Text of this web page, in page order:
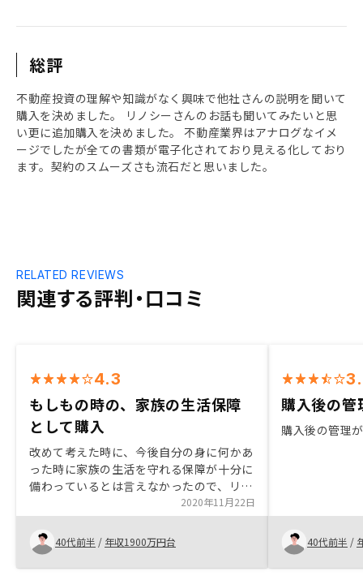
総評
不動産投資の理解や知識がなく興味で他社さんの説明を聞いて
購入を決めました。 リノシーさんのお話も聞いてみたいと思
い更に追加購入を決めました。 不動産業界はアナログなイメ
ージでしたが全ての書類が電子化されており見える化しており
ます。契約のスムーズさも流石だと思いました。
関連する評判・口コミ
RELATED REVIEWS
4.3
もしもの時の、家族の生活保障
として購入
改めて考えた時に、今後自分の身に何かあ
った時に家族の生活を守れる保障が十分に
備わっているとは言えなかったので、リス
クを最小限に抑えて保障を確保できる術と
して購入に踏み切りました。後から分かる
追加コストの話などがありました。 関西
の物件は入居者が退去して新たな入居者が
決まったさいに1ヶ月分の家賃相当額を謝
2020年11月22日
40代前半 / 年収1900万円台
購入後の管
購入後の管理
40代前半 /